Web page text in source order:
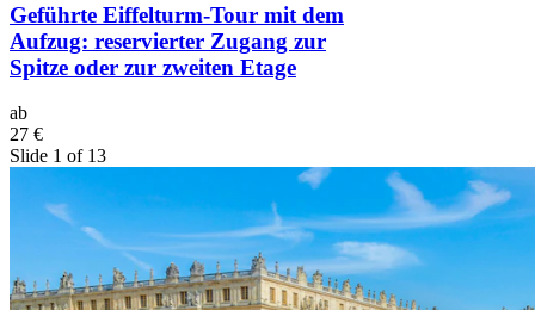
Geführte Eiffelturm-Tour mit dem
Aufzug: reservierter Zugang zur
Spitze oder zur zweiten Etage
ab
27 €
Slide 1 of 13